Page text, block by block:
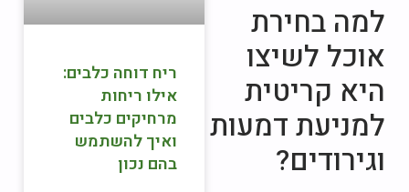
למה בחירת
אוכל לשיצו
היא קריטית
למניעת דמעות
וגירודים?
ריח דוחה כלבים:
אילו ריחות
מרחיקים כלבים
ואיך להשתמש
בהם נכון